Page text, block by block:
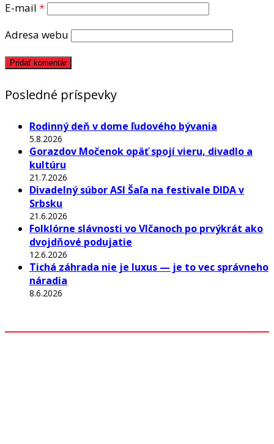
E-mail *
Adresa webu
Posledné príspevky
Rodinný deň v dome ľudového bývania
5.8.2026
Gorazdov Močenok opäť spojí vieru, divadlo a
kultúru
21.7.2026
Divadelný súbor ASI Šaľa na festivale DIDA v
Srbsku
21.6.2026
Folklórne slávnosti vo Vlčanoch po prvýkrát ako
dvojdňové podujatie
12.6.2026
Tichá záhrada nie je luxus — je to vec správneho
náradia
8.6.2026